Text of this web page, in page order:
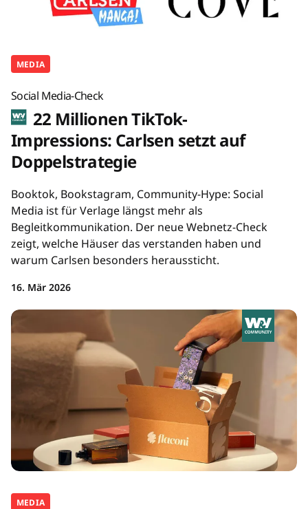
MEDIA
Social Media-Check
22 Millionen TikTok-
Impressions: Carlsen setzt auf
Doppelstrategie
Booktok, Bookstagram, Community-Hype: Social
Media ist für Verlage längst mehr als
Begleitkommunikation. Der neue Webnetz-Check
zeigt, welche Häuser das verstanden haben und
warum Carlsen besonders heraussticht.
16. Mär 2026
MEDIA